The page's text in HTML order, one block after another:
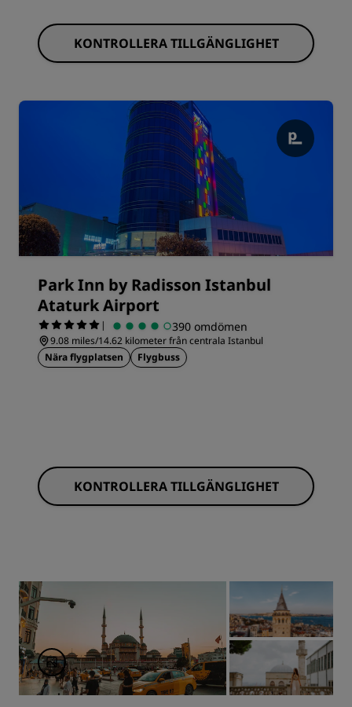
KONTROLLERA TILLGÄNGLIGHET
Park Inn by Radisson Istanbul
Ataturk Airport
| 390 omdömen
9.08 miles/14.62 kilometer från centrala Istanbul
Nära flygplatsen
Flygbuss
KONTROLLERA TILLGÄNGLIGHET